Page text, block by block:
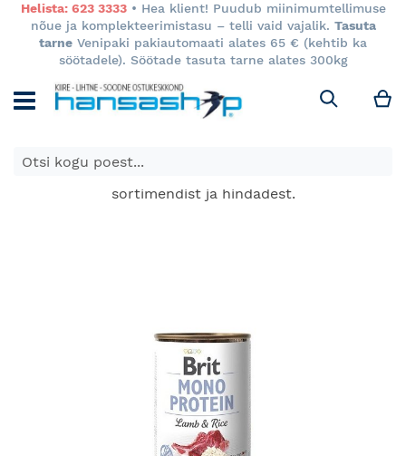
Helista: 623 3333• Hea klient! Puudub miinimumtellimuse
nõue ja komplekteerimistasu – telli vaid vajalik. Tasuta
tarne Venipaki pakiautomaati alates 65 € (kehtib ka
söötadele). Söötade tasuta tarne alates 300kg
Otsi
E-poes kuvatavad toodete hinnad kehtivad ainult e-
poes ja võivad erineda Keila ja Tartu poodide
sortimendist ja hindadest.